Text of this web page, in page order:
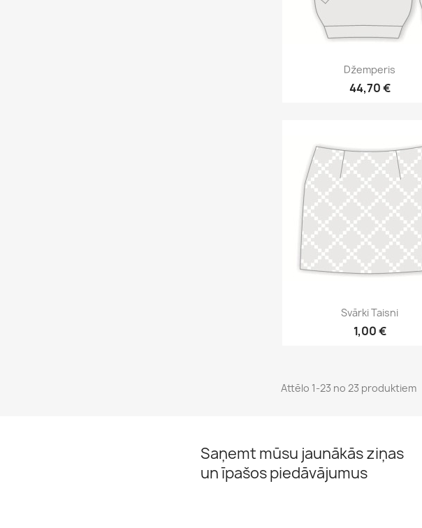
Īss ieskats
Džemperis
44,70 €
Īss ieskats
Svārki Taisni
1,00 €
Attēlo 1-23 no 23 produktiem
Saņemt mūsu jaunākās ziņas
un īpašos piedāvājumus